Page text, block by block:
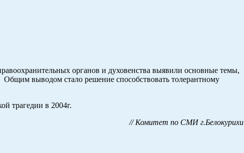
органов и духовенства выявили основные темы,
выводом стало решение способствовать толерантному
трагедии в 2004г.
// Комитет по СМИ г.Белокурихи